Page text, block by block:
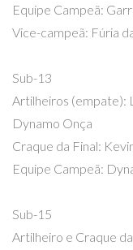
Equipe Campeã:
Vice-campeã: Fúria
Sub-13
Artilheiros (empate):
Dynamo Onça
Craque da Final:
Equipe Campeã:
Sub-15
Artilheiro e Craque